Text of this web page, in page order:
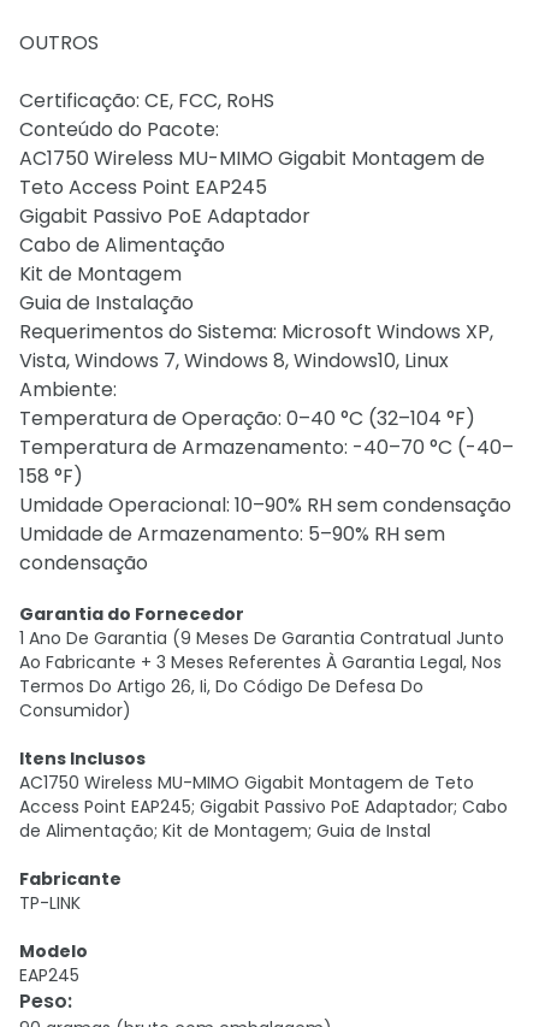
OUTROS
Certificação: CE, FCC, RoHS
Conteúdo do Pacote:
AC1750 Wireless MU-MIMO Gigabit Montagem de
Teto Access Point EAP245
Gigabit Passivo PoE Adaptador
Cabo de Alimentação
Kit de Montagem
Guia de Instalação
Requerimentos do Sistema: Microsoft Windows XP,
Vista, Windows 7, Windows 8, Windows10, Linux
Ambiente:
Temperatura de Operação: 0–40 °C (32–104 °F)
Temperatura de Armazenamento: -40–70 °C (-40–
158 °F)
Umidade Operacional: 10–90% RH sem condensação
Umidade de Armazenamento: 5–90% RH sem
condensação
Garantia do Fornecedor
1 Ano De Garantia (9 Meses De Garantia Contratual Junto
Ao Fabricante + 3 Meses Referentes À Garantia Legal, Nos
Termos Do Artigo 26, Ii, Do Código De Defesa Do
Consumidor)
Itens Inclusos
AC1750 Wireless MU-MIMO Gigabit Montagem de Teto
Access Point EAP245; Gigabit Passivo PoE Adaptador; Cabo
de Alimentação; Kit de Montagem; Guia de Instal
Fabricante
TP-LINK
Modelo
EAP245
Peso: